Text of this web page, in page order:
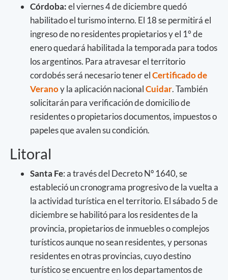
Córdoba:el viernes 4 de diciembre quedó
habilitado el turismo interno. El 18 se permitirá el
ingreso de no residentes propietarios y el 1° de
enero quedará habilitada la temporada para todos
los argentinos. Para atravesar el territorio
cordobés será necesario tener elCertificado de
Veranoy la aplicación nacionalCuidar. También
solicitarán para verificación de domicilio de
residentes o propietarios documentos, impuestos o
papeles que avalen su condición.
Litoral
Santa Fe: a través del Decreto Nº 1640, se
estableció un cronograma progresivo de la vuelta a
la actividad turística en el territorio. El sábado 5 de
diciembre se habilitó para los residentes de la
provincia, propietarios de inmuebles o complejos
turísticos aunque no sean residentes, y personas
residentes en otras provincias, cuyo destino
turístico se encuentre en los departamentos de